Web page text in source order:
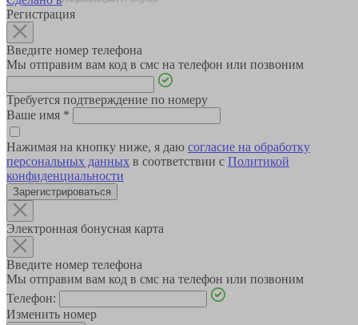
Регистрация
Введите номер телефона
Мы отправим вам код в смс на телефон или позвоним
Требуется подтверждение по номеру
Ваше имя *
Нажимая на кнопку ниже, я даю согласие на обработку
персональных данных в соответствии с Политикой
конфиденциальности
Зарегистрироваться
Электронная бонусная карта
Введите номер телефона
Мы отправим вам код в смс на телефон или позвоним
Телефон:
Изменить номер